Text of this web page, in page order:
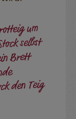
um
selbst
Brett
den Teig